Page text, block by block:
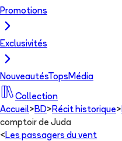
Promotions
Exclusivités
NouveautésTops Média
Collection
Accueil> BD> Récit historique>
comptoir de Juda
< Les passagers du vent